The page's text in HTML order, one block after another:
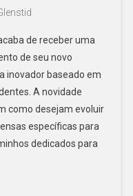
de receber uma
de seu novo
inovador baseado em
A novidade
como desejam evoluir
específicas para
dedicados para